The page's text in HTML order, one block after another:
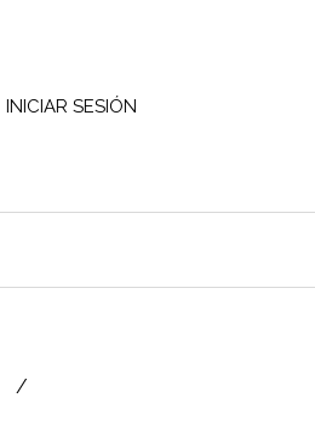
INICIAR SESIÓN